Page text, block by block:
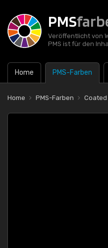
PMS
Veröffentlicht von
PMS ist für den
Home PMS-Farben
Home PMS-Farben Coated